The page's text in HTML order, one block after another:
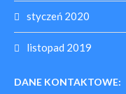
styczeń 2020
listopad 2019
DANE KONTAKTOWE: